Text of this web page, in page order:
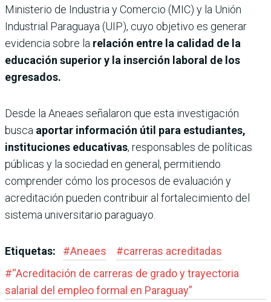
Ministerio de Industria y Comercio (MIC) y la Unión
Industrial Paraguaya (UIP), cuyo objetivo es generar
evidencia sobre la relación entre la calidad de la
educación superior y la inserción laboral de los
egresados.
Desde la Aneaes señalaron que esta investigación
busca aportar información útil para estudiantes,
instituciones educativas, responsables de políticas
públicas y la sociedad en general, permitiendo
comprender cómo los procesos de evaluación y
acreditación pueden contribuir al fortalecimiento del
sistema universitario paraguayo.
Etiquetas: #Aneaes #carreras acreditadas
#“Acreditación de carreras de grado y trayectoria
salarial del empleo formal en Paraguay”